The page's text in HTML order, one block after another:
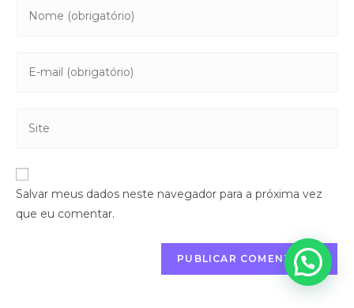
Salvar meus dados neste navegador para a próxima vez
que eu comentar.